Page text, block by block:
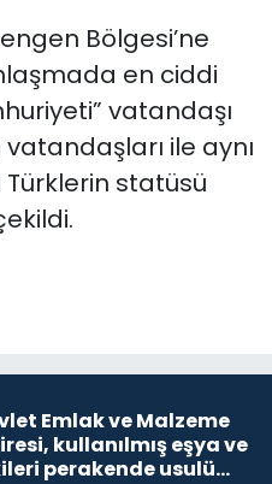
Bölgesi’ne
en ciddi
vatandaşı
ile aynı
Türklerin statüsü
Emlak ve Malzeme
kullanılmış eşya ve
perakende usulü